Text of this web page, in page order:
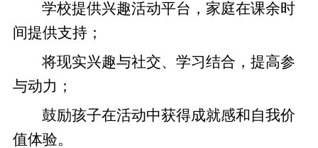
学校提供兴趣活动平台，家庭在课余时
间提供支持；
将现实兴趣与社交、学习结合，提高参
与动力；
鼓励孩子在活动中获得成就感和自我价
值体验。